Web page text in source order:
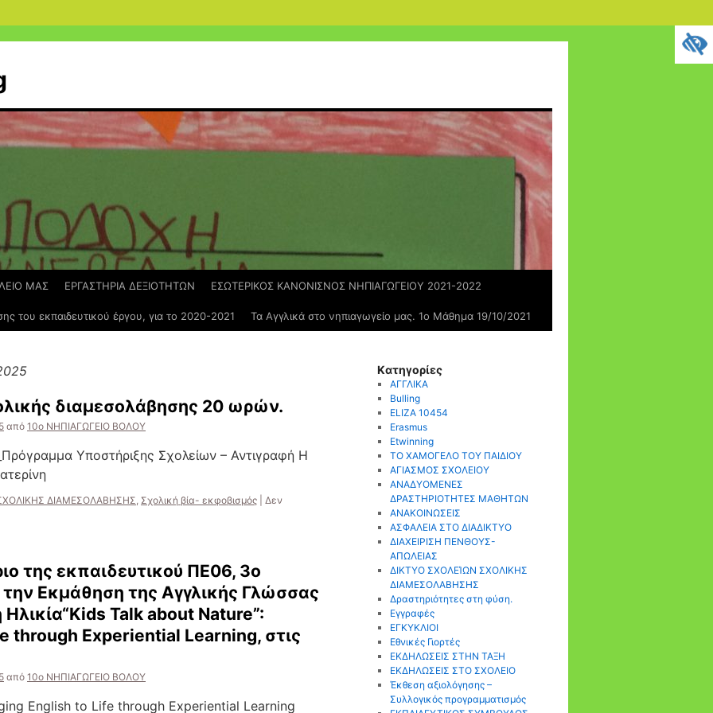
ΜΑΣ ΕΡΓΑΣΤΗΡΙΑ ΔΕΞΙΟΤΗΤΩΝ ΕΣΩΤΕΡΙΚΟΣ ΚΑΝΟΝΙΣΝΟΣ ΝΗΠΙΑΓΩΓΕΙΟΥ 2021-2022
του εκπαιδευτικού έργου, για το 2020-2021 Τα Αγγλικά στο νηπιαγωγείο μας. 1ο Μάθημα 19/10/2021
διαμεσολάβησης 20 ωρών.
από 10ο ΝΗΠΙΑΓΩΓΕΙΟ ΒΟΛΟΥ
Υποστήριξης Σχολείων – Αντιγραφή Η
ΔΙΑΜΕΣΟΛΑΒΗΣΗΣ, Σχολική βία- εκφοβισμός
Δεν
της εκπαιδευτικού ΠΕ06, 3ο
την Εκμάθηση της Αγγλικής Γλώσσας
Talk about Nature”:
through Experiential Learning, στις
από 10ο ΝΗΠΙΑΓΩΓΕΙΟ ΒΟΛΟΥ
English to Life through Experiential Learning
Kατηγορίες
AΓΓΛΙΚΑ
Bulling
ELIZA 10454
Erasmus
Etwinning
TO ΧΑΜΟΓΕΛΟ ΤΟΥ ΠΑΙΔΙΟΥ
ΑΓΙΑΣΜΟΣ ΣΧΟΛΕΙΟΥ
ΑΝΑΔΥΟΜΕΝΕΣ
ΔΡΑΣΤΗΡΙΟΤΗΤΕΣ ΜΑΘΗΤΩΝ
ΑΝΑΚΟΙΝΩΣΕΙΣ
ΑΣΦΑΛΕΙΑ ΣΤΟ ΔΙΑΔΙΚΤΥΟ
ΔΙΑΧΕΙΡΙΣΗ ΠΕΝΘΟΥΣ-
ΑΠΩΛΕΙΑΣ
ΔΙΚΤΥΟ ΣΧΟΛΕΊΩΝ ΣΧΟΛΙΚΗΣ
ΔΙΑΜΕΣΟΛΑΒΗΣΗΣ
Δραστηριότητες στη φύση.
Εγγραφές
ΕΓΚΥΚΛΙΟΙ
Εθνικές Γιορτές
ΕΚΔΗΛΩΣΕΙΣ ΣΤΗΝ ΤΑΞΗ
ΕΚΔΗΛΩΣΕΙΣ ΣΤΟ ΣΧΟΛΕΙΟ
Έκθεση αξιολόγησης –
Συλλογικός προγραμματισμός